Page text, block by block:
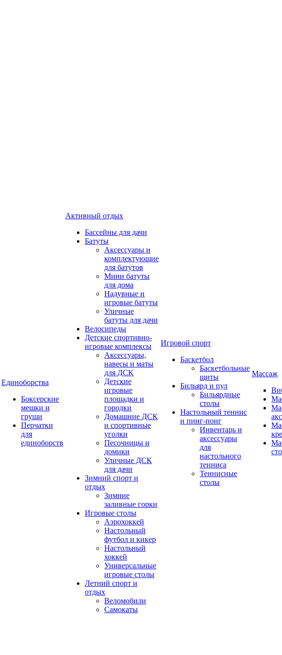
Единоборства
Боксерские
мешки и
груши
Перчатки
для
единоборств
Активный отдых
Бассейны для дачи
Батуты
Аксессуары и
комплектующие
для батутов
Мини батуты
для дома
Надувные и
игровые батуты
Уличные
батуты для дачи
Велосипеды
Детские спортивно-
игровые комплексы
Аксессуары,
навесы и маты
для ДСК
Детские
игровые
площадки и
городки
Домашние ДСК
и спортивные
уголки
Песочницы и
домики
Уличные ДСК
для дачи
Зимний спорт и
отдых
Зимние
заливные горки
Игровые столы
Аэрохоккей
Настольный
футбол и кикер
Настольный
хоккей
Универсальные
игровые столы
Летний спорт и
отдых
Веломобили
Самокаты
Игровой спорт
Баскетбол
Баскетбольные
щиты
Бильярд и пул
Бильярдные
столы
Настольный теннис
и пинг-понг
Инвентарь и
аксессуары
для
настольного
тенниса
Теннисные
столы
Массаж